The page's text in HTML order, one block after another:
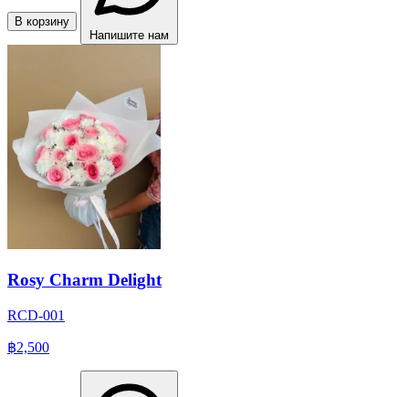
В корзину
Напишите нам
Rosy Charm Delight
RCD-001
฿2,500